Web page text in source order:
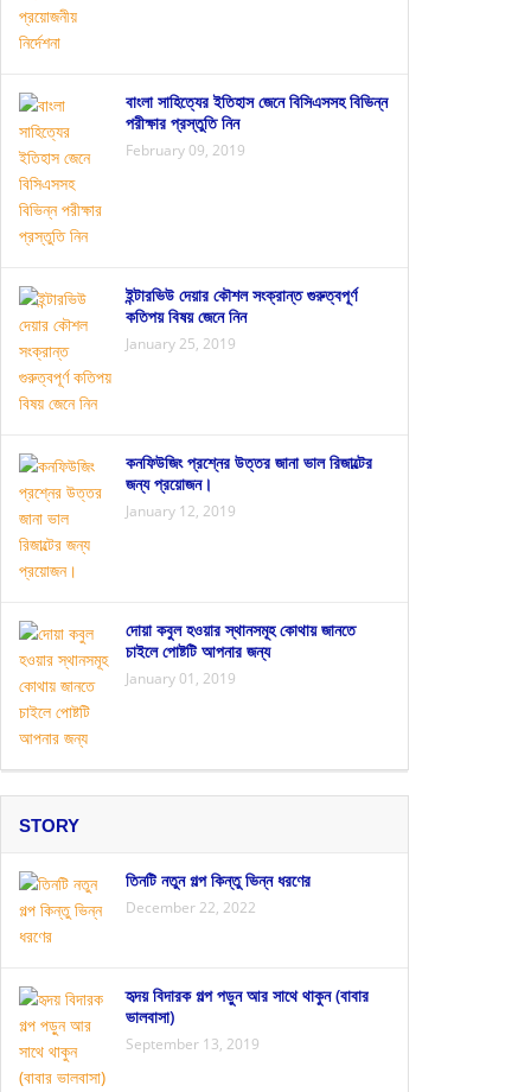
বাংলা সাহিত্যের ইতিহাস জেনে বিসিএসসহ বিভিন্ন
পরীক্ষার প্রস্তুতি নিন
February 09, 2019
ইন্টারভিউ দেয়ার কৌশল সংক্রান্ত গুরুত্বপূর্ণ
কতিপয় বিষয় জেনে নিন
January 25, 2019
কনফিউজিং প্রশ্নের উত্তর জানা ভাল রিজাল্টের
জন্য প্রয়োজন।
January 12, 2019
দোয়া কবুল হওয়ার স্থানসমূহ কোথায় জানতে
চাইলে পোষ্টটি আপনার জন্য
January 01, 2019
STORY
তিনটি নতুন গল্প কিন্তু ভিন্ন ধরণের
December 22, 2022
হৃদয় বিদারক গল্প পড়ুন আর সাথে থাকুন (বাবার
ভালবাসা)
September 13, 2019